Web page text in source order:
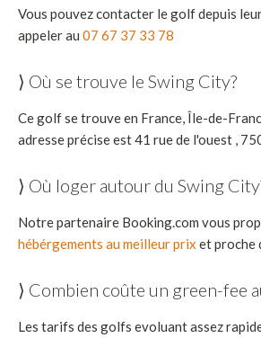
Vous pouvez contacter le golf depuis
appeler au 07 67 37 33 78
⟩ Où se trouve le Swing City?
Ce golf se trouve en France, Île-de-
adresse précise est 41 rue de l'ouest ,
⟩ Où loger autour du Swing
Notre partenaire Booking.com vous
hébérgements au meilleur prix et proche
⟩ Combien coûte un green-fee
Les tarifs des golfs evoluant assez